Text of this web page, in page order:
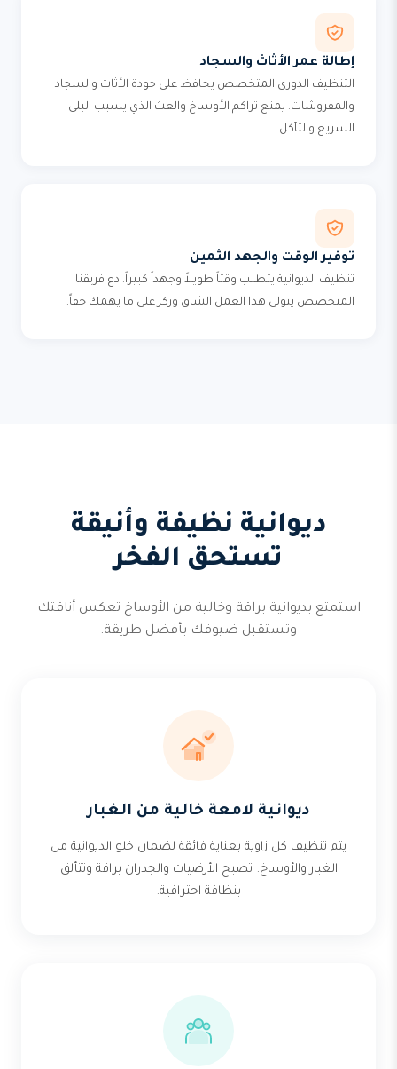
إطالة عمر الأثاث والسجاد
التنظيف الدوري المتخصص يحافظ على جودة الأثاث والسجاد
والمفروشات. يمنع تراكم الأوساخ والعث الذي يسبب البلى
السريع والتآكل.
توفير الوقت والجهد الثمين
تنظيف الديوانية يتطلب وقتاً طويلاً وجهداً كبيراً. دع فريقنا
المتخصص يتولى هذا العمل الشاق وركز على ما يهمك حقاً.
ديوانية نظيفة وأنيقة
تستحق الفخر
استمتع بديوانية براقة وخالية من الأوساخ تعكس أناقتك
وتستقبل ضيوفك بأفضل طريقة.
ديوانية لامعة خالية من الغبار
يتم تنظيف كل زاوية بعناية فائقة لضمان خلو الديوانية من
الغبار والأوساخ. تصبح الأرضيات والجدران براقة وتتألق
بنظافة احترافية.